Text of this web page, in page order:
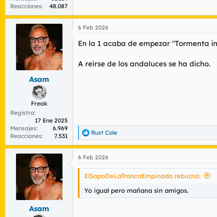
Reacciones
48.087
Asam
Freak
Registro
17 Ene 2025
Mensajes
6.969
Reacciones
7.531
6 Feb 2026
En la 1 acaba de empezar "Tormenta
A reírse de los andaluces se ha dicho.
R
e
a
c
c
n
e
Rust Cole
Asam
6 Feb 2026
ElSapoDeLaTrancaEmpinada rebuznó:
Yo igual pero mañana sin amigos.